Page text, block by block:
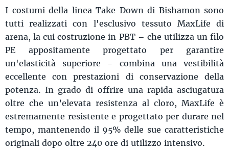
I costumi della linea Take Down di Bishamon sono
tutti realizzati con l'esclusivo tessuto MaxLife di
arena, la cui costruzione in PBT – che utilizza un filo
PE appositamente progettato per garantire
un'elasticità superiore - combina una vestibilità
eccellente con prestazioni di conservazione della
potenza. In grado di offrire una rapida asciugatura
oltre che un’elevata resistenza al cloro, MaxLife è
estremamente resistente e progettato per durare nel
tempo, mantenendo il 95% delle sue caratteristiche
originali dopo oltre 240 ore di utilizzo intensivo.